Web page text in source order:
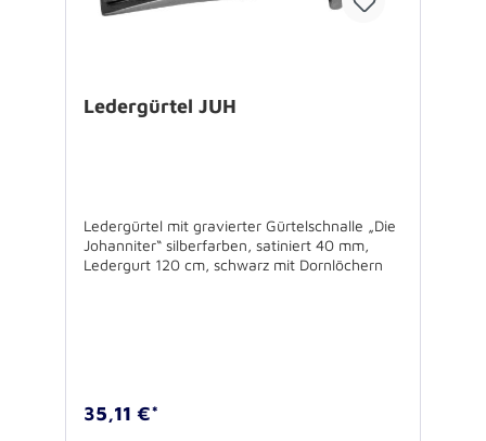
Ledergürtel JUH
Ledergürtel mit gravierter Gürtelschnalle „Die
Johanniter“ silberfarben, satiniert 40 mm,
Ledergurt 120 cm, schwarz mit Dornlöchern
35,11 €*